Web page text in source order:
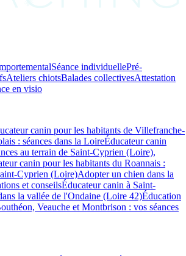
Séance individuellePré-
Ateliers chiotsBalades collectivesAttestation
en visio
canin pour les habitants de Villefranche-
: séances dans la LoireÉducateur canin
au terrain de Saint-Cyprien (Loire),
canin pour les habitants du Roannais :
Cyprien (Loire)Adopter un chien dans la
et conseilsÉducateur canin à Saint-
la vallée de l'Ondaine (Loire 42)Éducation
Veauche et Montbrison : vos séances